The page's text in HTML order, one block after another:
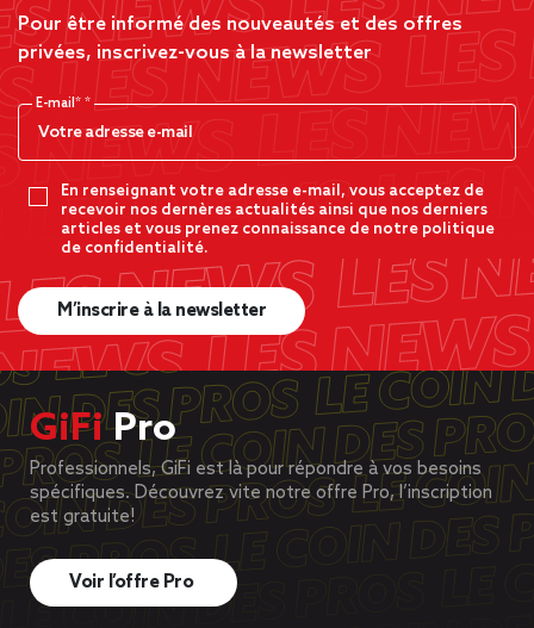
Pour être informé des nouveautés et des offres
privées, inscrivez-vous à la newsletter
E-mail*
En renseignant votre adresse e-mail, vous acceptez de
recevoir nos dernères actualités ainsi que nos derniers
articles et vous prenez connaissance de notre politique
de confidentialité.
M’inscrire à la newsletter
GiFiPro
Professionnels, GiFi est là pour répondre à vos besoins
spécifiques. Découvrez vite notre offre Pro, l’inscription
est gratuite!
Voir l’offre Pro